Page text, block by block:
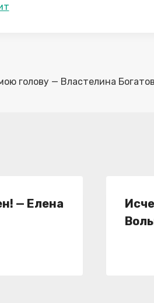
голову — Властелина
— Елена